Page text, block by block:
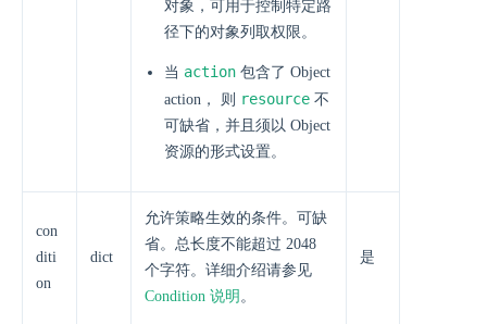
对象，可用于控制特定路
径下的对象列取权限。
当 action 包含了 Object
action， 则 resource 不
可缺省，并且须以 Object
资源的形式设置。
con
diti
on
dict
允许策略生效的条件。可缺
省。总长度不能超过 2048
个字符。详细介绍请参见
Condition 说明 。
是